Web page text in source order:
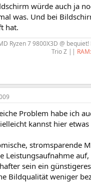
würde auch ja
was. Und bei
hat.
Ryzen 7 9800X3D @
Trio Z || RAM:
Problem habe ich
kannst hier
stromsparende
Leistungsaufnahme
sein ein
Bildqualität weniger